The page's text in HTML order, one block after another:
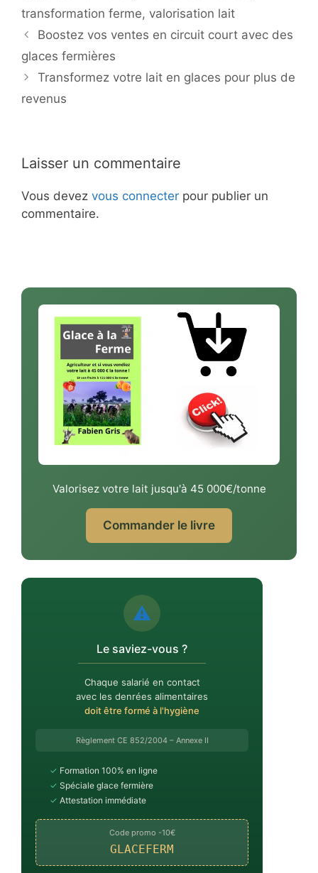
transformation ferme, valorisation lait
Boostez vos ventes en circuit court avec des
glaces fermières
Transformez votre lait en glaces pour plus de
revenus
Laisser un commentaire
Vous devez vous connecter pour publier un
commentaire.
Valorisez votre lait jusqu'à 45 000€/tonne
Commander le livre
⚠️
Le saviez-vous ?
Chaque salarié en contact
avec les denrées alimentaires
doit être formé à l'hygiène
Règlement CE 852/2004 – Annexe II
✓ Formation 100% en ligne
✓ Spéciale glace fermière
✓ Attestation immédiate
Code promo -10€
GLACEFERM